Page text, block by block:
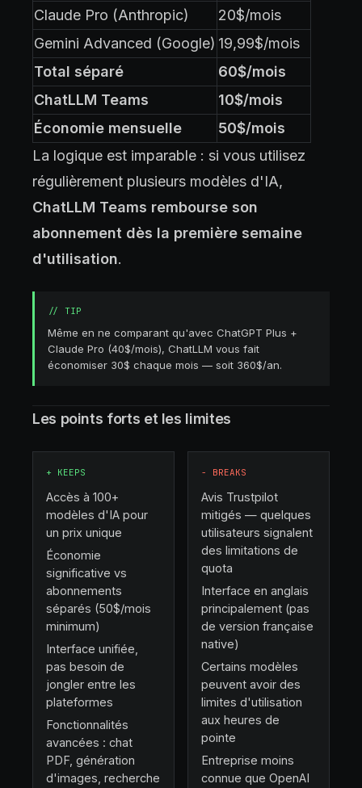
Claude Pro (Anthropic)
20$/mois
Gemini Advanced (Google) 19,99$/mois
Total séparé
60$/mois
ChatLLM Teams
10$/mois
Économie mensuelle
50$/mois
La logique est imparable : si vous utilisez
régulièrement plusieurs modèles d'IA,
ChatLLM Teams rembourse son
abonnement dès la première semaine
d'utilisation.
// TIP
Même en ne comparant qu'avec ChatGPT Plus +
Claude Pro (40$/mois), ChatLLM vous fait
économiser 30$ chaque mois — soit 360$/an.
Les points forts et les limites
+ KEEPS
Accès à 100+
modèles d'IA pour
un prix unique
Économie
significative vs
abonnements
séparés (50$/mois
minimum)
Interface unifiée,
pas besoin de
jongler entre les
plateformes
Fonctionnalités
avancées : chat
PDF, génération
d'images, recherche
− BREAKS
Avis Trustpilot
mitigés — quelques
utilisateurs signalent
des limitations de
quota
Interface en anglais
principalement (pas
de version française
native)
Certains modèles
peuvent avoir des
limites d'utilisation
aux heures de
pointe
Entreprise moins
connue que OpenAI